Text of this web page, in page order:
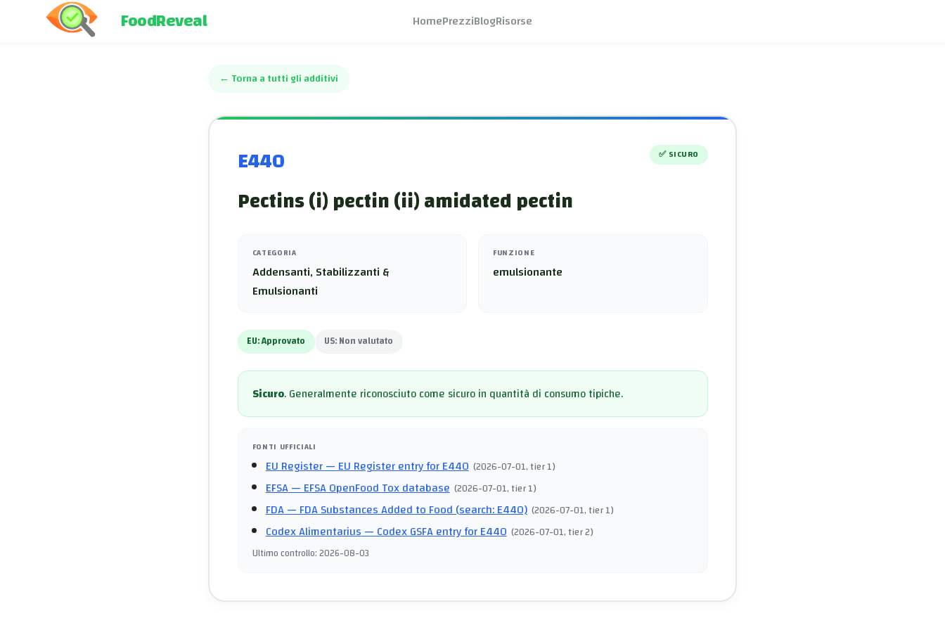
FoodReveal HomePrezziBlogRisorse
← Torna a tutti gli additivi
E440 ✅ SICURO
Pectins (i) pectin (ii) amidated pectin
CATEGORIA
Addensanti, Stabilizzanti &
Emulsionanti
FUNZIONE
emulsionante
EU:Approvato US:Non valutato
Sicuro.Generalmente riconosciuto come sicuro in quantità di consumo tipiche.
FONTI UFFICIALI
EU Register— EU Register entry for E440 (2026-07-01, tier 1)
EFSA— EFSA OpenFood Tox database (2026-07-01, tier 1)
FDA— FDA Substances Added to Food (search: E440) (2026-07-01, tier 1)
Codex Alimentarius— Codex GSFA entry for E440 (2026-07-01, tier 2)
Ultimo controllo:2026-08-03